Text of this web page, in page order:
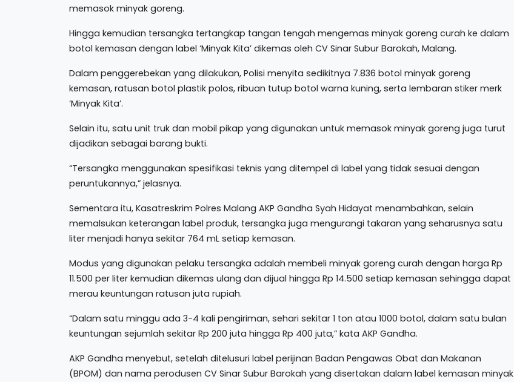
memasok minyak goreng.
Hingga kemudian tersangka tertangkap tangan tengah mengemas minyak goreng curah ke dalam
botol kemasan dengan label ‘Minyak Kita’ dikemas oleh CV Sinar Subur Barokah, Malang.
Dalam penggerebekan yang dilakukan, Polisi menyita sedikitnya 7.836 botol minyak goreng
kemasan, ratusan botol plastik polos, ribuan tutup botol warna kuning, serta lembaran stiker merk
‘Minyak Kita’.
Selain itu, satu unit truk dan mobil pikap yang digunakan untuk memasok minyak goreng juga turut
dijadikan sebagai barang bukti.
“Tersangka menggunakan spesifikasi teknis yang ditempel di label yang tidak sesuai dengan
peruntukannya,” jelasnya.
Sementara itu, Kasatreskrim Polres Malang AKP Gandha Syah Hidayat menambahkan, selain
memalsukan keterangan label produk, tersangka juga mengurangi takaran yang seharusnya satu
liter menjadi hanya sekitar 764 mL setiap kemasan.
Modus yang digunakan pelaku tersangka adalah membeli minyak goreng curah dengan harga Rp
11.500 per liter kemudian dikemas ulang dan dijual hingga Rp 14.500 setiap kemasan sehingga dapat
merau keuntungan ratusan juta rupiah.
“Dalam satu minggu ada 3-4 kali pengiriman, sehari sekitar 1 ton atau 1000 botol, dalam satu bulan
keuntungan sejumlah sekitar Rp 200 juta hingga Rp 400 juta,” kata AKP Gandha.
AKP Gandha menyebut, setelah ditelusuri label perijinan Badan Pengawas Obat dan Makanan
(BPOM) dan nama perodusen CV Sinar Subur Barokah yang disertakan dalam label kemasan minyak